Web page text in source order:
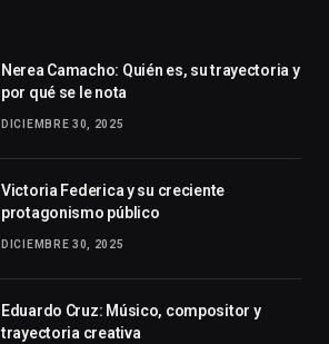
Nerea Camacho: Quién es, su trayectoria y
por qué se le nota
DICIEMBRE 30, 2025
Victoria Federica y su creciente
protagonismo público
DICIEMBRE 30, 2025
Eduardo Cruz: Músico, compositor y
trayectoria creativa